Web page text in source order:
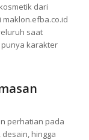
dari
maklon.efba.co.id
saat
karakter
perhatian pada
hingga